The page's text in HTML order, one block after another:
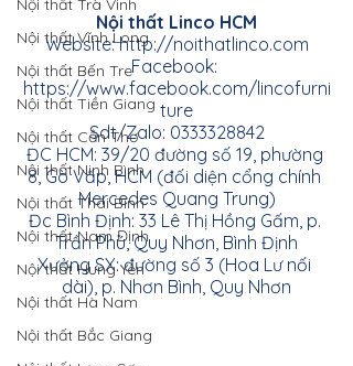
Nội thất Trà Vinh
Nội thất Vĩnh Long
Nội thất Bến Tre
Nội thất Tiền Giang
Nội thất Cần Thơ
Nội thất Ninh Bình
Nội thất Thái Bình
Nội thất Nam Định
Nội thất Hưng Yên
Nội thất Hà Nam
Nội thất Bắc Giang
Nội thất Linco HCM
Website: http://noithatlinco.com
Facebook:
https://www.facebook.com/lincofurni
ture
Sdt/Zalo: 0333328842
ĐC HCM: 39/20 đường số 19, phường
8, Gò Vấp, HCM (đối diện cổng chính
Mercedes Quang Trung)
Đc Bình Định: 33 Lê Thị Hồng Gấm, p.
Trần Phú, Quy Nhơn, Bình Định
Xưởng SX: đường số 3 (Hoa Lư nối
dài), p. Nhơn Bình, Quy Nhơn